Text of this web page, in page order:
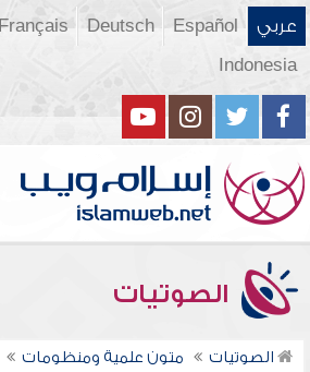
عربي Español
Deutsch
Français
Indonesia
الصوتيات
الصوتيات متون علمية ومنظومات